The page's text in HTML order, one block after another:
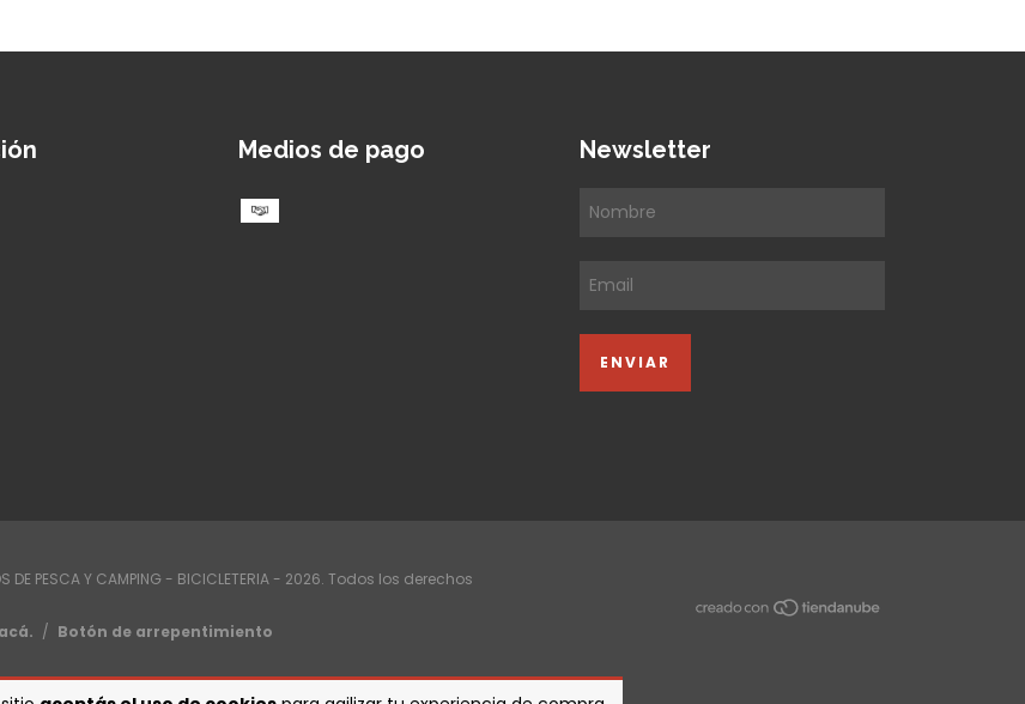
Medios de pago Newsletter
PESCA Y CAMPING - BICICLETERIA - 2026. Todos los derechos
/ Botón de arrepentimiento